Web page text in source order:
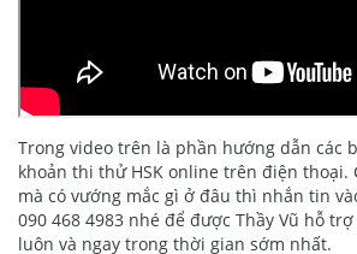
Trong video trên là phần hướng dẫn các
khoản thi thử HSK online trên điện thoại.
mà có vướng mắc gì ở đâu thì nhắn tin
090 468 4983 nhé để được Thầy Vũ hỗ
luôn và ngay trong thời gian sớm nhất.